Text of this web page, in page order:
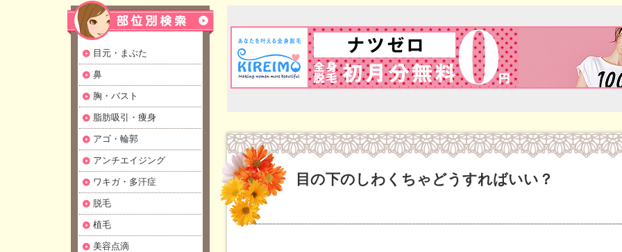
目元・まぶた
鼻
胸・バスト
脂肪吸引・痩身
アゴ・輪郭
アンチエイジング
ワキガ・多汗症
脱毛
植毛
美容点滴
目の下のしわくちゃどうすればいい？